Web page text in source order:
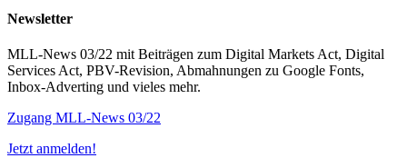
Newsletter
MLL-News 03/22 mit Beiträgen zum Digital Markets Act, Digital
Services Act, PBV-Revision, Abmahnungen zu Google Fonts,
Inbox-Adverting und vieles mehr.
Zugang MLL-News 03/22
Jetzt anmelden!